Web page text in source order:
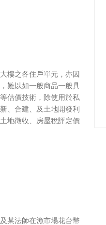
樓之各住戶單元，亦因
難以如一般商品一般具
估價技術，除使用於私
、合建、及土地開發利
地徵收、房屋稅評定價
某法師在漁市場花台幣